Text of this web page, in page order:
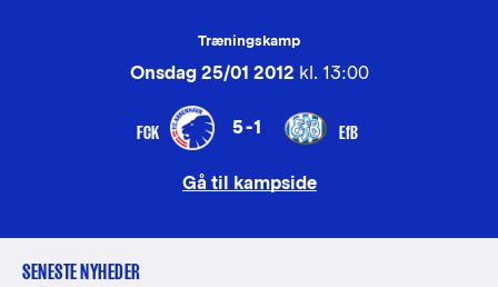
Træningskamp
Onsdag 25/01 2012 kl. 13:00
FCK 5-1 EfB
Gå til kampside
SENESTE NYHEDER